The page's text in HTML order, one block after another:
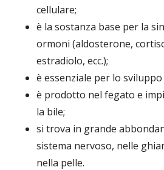
cellulare;
è la sostanza base per la
ormoni (aldosterone,
estradiolo, ecc.);
è essenziale per lo
è prodotto nel fegato e
la bile;
si trova in grande
sistema nervoso, nelle
nella pelle.